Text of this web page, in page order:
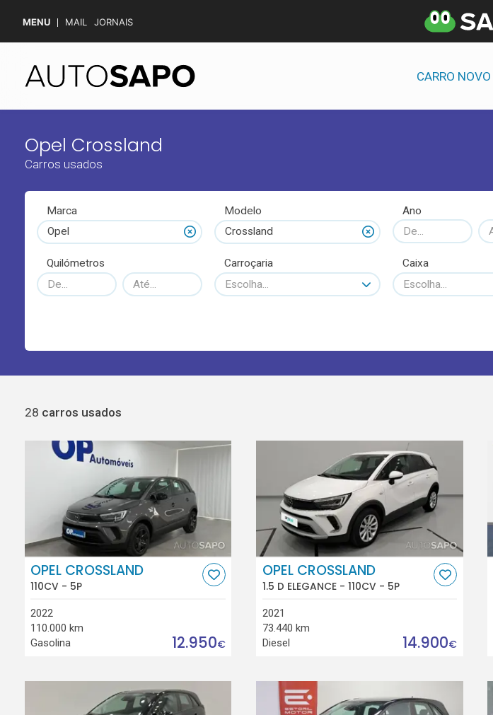
MENU MAIL JORNAIS
CARRO NOVO
Opel Crossland
Carros usados
Marca
Opel
Modelo
Crossland
Ano
Quilómetros
Carroçaria
Escolha...
Caixa
Escolha...
28 carros usados
OPEL CROSSLAND
110CV - 5P
2022
110.000 km
Gasolina
12.950€
OPEL CROSSLAND
1.5 D ELEGANCE - 110CV - 5P
2021
73.440 km
Diesel
14.900€